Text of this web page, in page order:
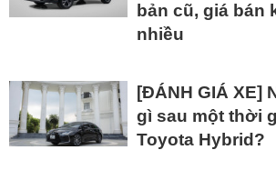
bản cũ, giá bán
nhiều
[ĐÁNH GIÁ XE]
gì sau một thời
Toyota Hybrid?